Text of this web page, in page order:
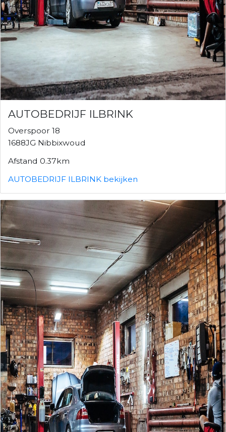
AUTOBEDRIJF ILBRINK
Overspoor 18
1688JG Nibbixwoud
Afstand 0.37km
AUTOBEDRIJF ILBRINK bekijken